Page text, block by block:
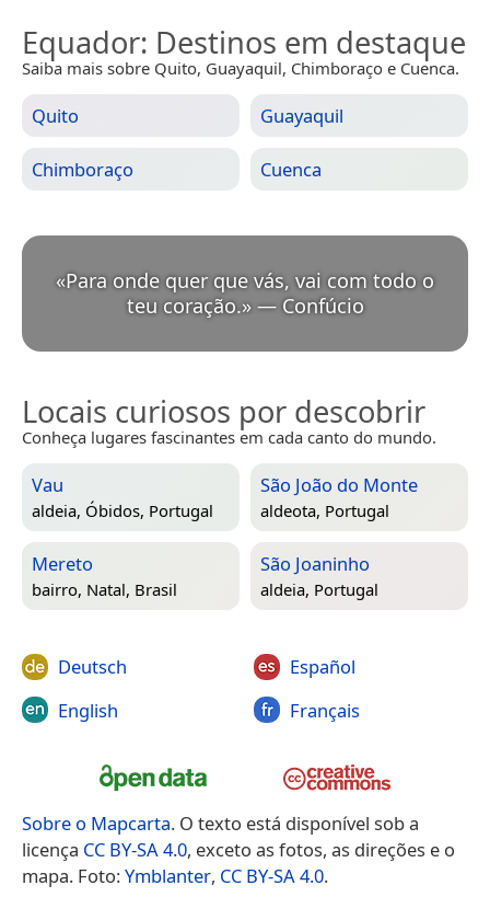
Equador: Destinos em destaque
Saiba mais sobre Quito, Guayaquil, Chimboraço e Cuenca.
Quito Guayaquil
Chimboraço Cuenca
«Para onde quer que vás, vai com todo o
teu coração.» — Confúcio
Locais curiosos por descobrir
Conheça lugares fascinantes em cada canto do mundo.
Vau
aldeia, Óbidos, Portugal
São João do Monte
aldeota, Portugal
Mereto
bairro, Natal, Brasil
São Joaninho
aldeia, Portugal
Deutsch
English
Español
Français
Sobre o Mapcarta. O texto está disponível sob a
licença CC BY-SA 4.0, exceto as fotos, as direções e o
mapa. Foto:Ymblanter, CC BY-SA 4.0.